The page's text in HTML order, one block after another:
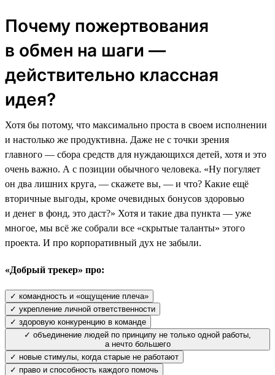
Почему пожертвования
в обмен на шаги —
действительно классная
идея?
Хотя бы потому, что максимально проста в своем исполнении
и настолько же продуктивна. Даже не с точки зрения
главного — сбора средств для нуждающихся детей, хотя и это
очень важно. А с позиции обычного человека. «Ну погуляет
он два лишних круга, — скажете вы, — и что? Какие ещё
вторичные выгоды, кроме очевидных бонусов здоровью
и денег в фонд, это даст?» Хотя и такие два пункта — уже
многое, мы всё же собрали все «скрытые таланты» этого
проекта. И про корпоративный дух не забыли.
«Добрый трекер» про:
✓ командность и «ощущение плеча»
✓ укрепление личной ответственности
✓ здоровую конкуренцию в команде
✓ объединение людей по принципу не только одной работы,
а нечто большего
✓ новые стимулы, когда старые не работают
✓ право и способность каждого помочь